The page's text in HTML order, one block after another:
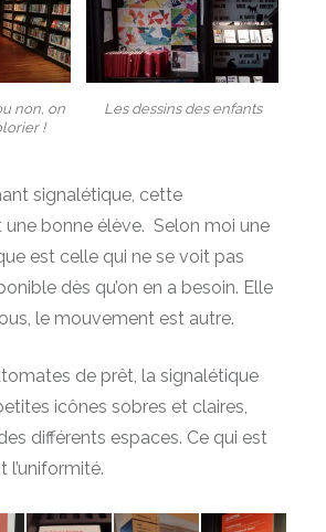
non, on
!
Les dessins des enfants
signalétique, cette
bonne élève. Selon moi une
est celle qui ne se voit pas
dès qu’on en a besoin. Elle
le mouvement est autre.
de prêt, la signalétique
icônes sobres et claires,
différents espaces. Ce qui est
l’uniformité.